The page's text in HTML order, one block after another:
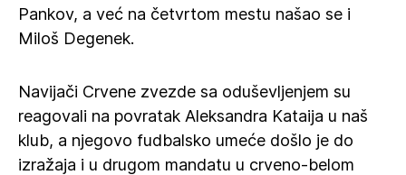
Pankov, a već na četvrtom mestu našao se i
Miloš Degenek.
Navijači Crvene zvezde sa oduševljenjem su
reagovali na povratak Aleksandra Kataija u naš
klub, a njegovo fudbalsko umeće došlo je do
izražaja i u drugom mandatu u crveno-belom